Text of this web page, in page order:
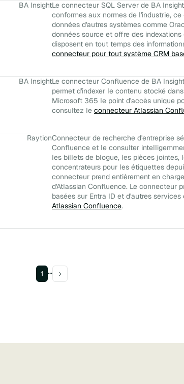
BA InsightLe connecteur SQL Server de BA
conformes aux normes de l'industrie,
données d'autres systèmes comme
données source et offre des
disposent en tout temps des
connecteur pour tout système CRM
BA InsightLe connecteur Confluence de BA
permet d'indexer le contenu stocké
Microsoft 365 le point d'accès unique
consultez le connecteur Atlassian
RaytionConnecteur de recherche d'entreprise
Confluence et le consulter
les billets de blogue, les pièces jointes,
concentrateurs pour les étiquettes
connecteur prend entièrement en
d'Atlassian Confluence. Le connecteur
basées sur Entra ID et d'autres
Atlassian Confluence.
1 ...